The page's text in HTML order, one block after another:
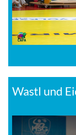
Wastl und